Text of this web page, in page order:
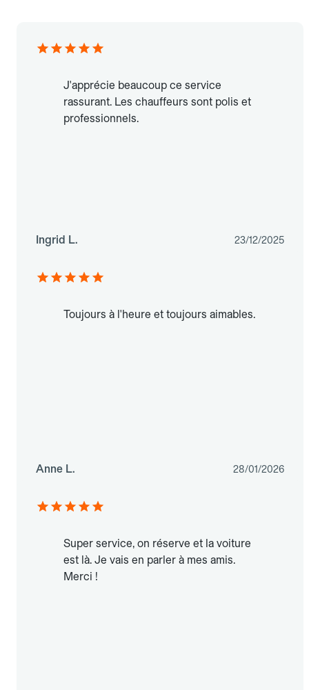
J'apprécie beaucoup ce service
rassurant. Les chauffeurs sont polis et
professionnels.
Ingrid L. 23/12/2025
Toujours à l'heure et toujours aimables.
Anne L. 28/01/2026
Super service, on réserve et la voiture
est là. Je vais en parler à mes amis.
Merci !